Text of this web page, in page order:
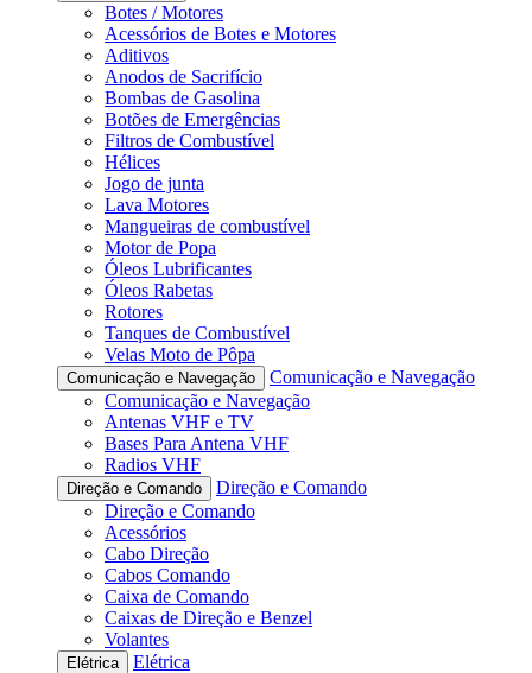
Botes / Motores
Acessórios de Botes e Motores
Aditivos
Anodos de Sacrifício
Bombas de Gasolina
Botões de Emergências
Filtros de Combustível
Hélices
Jogo de junta
Lava Motores
Mangueiras de combustível
Motor de Popa
Óleos Lubrificantes
Óleos Rabetas
Rotores
Tanques de Combustível
Velas Moto de Pôpa
Comunicação e Navegação
Comunicação e Navegação
Comunicação e Navegação
Antenas VHF e TV
Bases Para Antena VHF
Radios VHF
Direção e Comando
Direção e Comando
Direção e Comando
Acessórios
Cabo Direção
Cabos Comando
Caixa de Comando
Caixas de Direção e Benzel
Volantes
Elétrica
Elétrica